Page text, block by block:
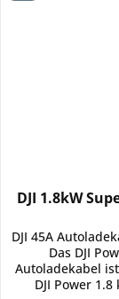
DJI 1.8kW
DJI 45A
Das DJI
Autoladekabel
DJI Power